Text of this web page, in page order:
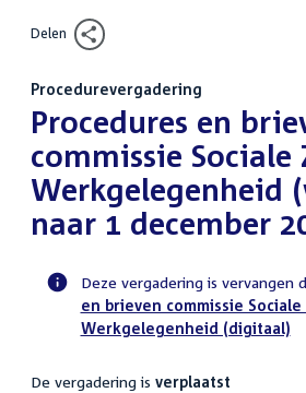
Delen
Procedurevergadering
:Procedures en
commissie Sociale
Werkgelegenheid
naar 1 december
Voortgangsstatus
commissie
activiteit
Deze vergadering is vervangen
en brieven commissie Sociale
Werkgelegenheid (digitaal)
De vergadering is verplaatst